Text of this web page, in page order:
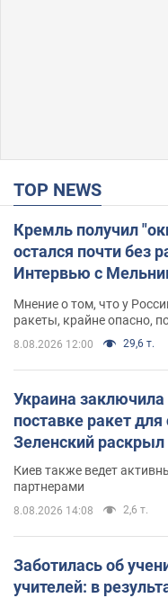
TOP NEWS
Кремль получил
остался почти без
Интервью с
Мнение о том, что у
ракеты, крайне опасно,
8.08.2026 12:00 29,6 т.
Украина
поставке ракет
Зеленский раскрыл
Киев также ведет
партнерами
8.08.2026 14:08 2,6 т.
Заботилась об
учителей: в